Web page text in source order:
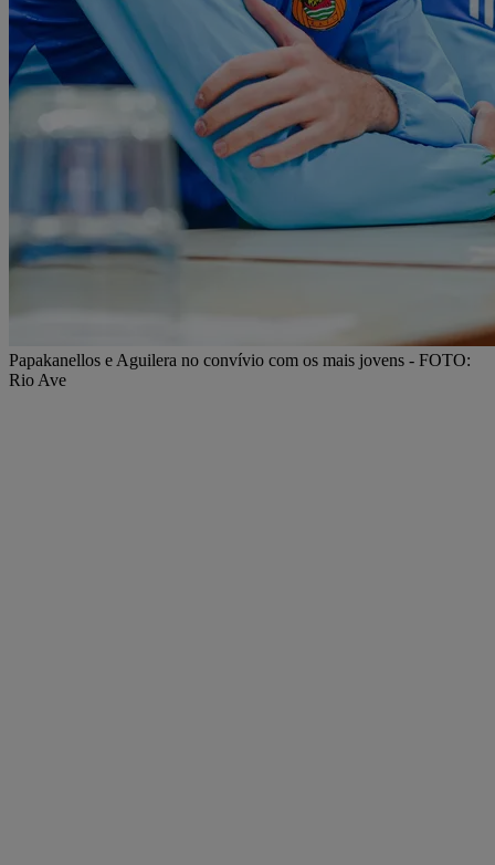
Papakanellos e Aguilera no convívio com os mais jovens - FOTO:
Rio Ave